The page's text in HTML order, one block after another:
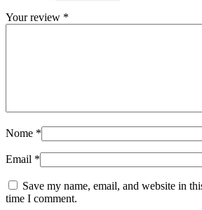
Your review *
Nome *
Email *
Save my name, email, and website in
time I comment.